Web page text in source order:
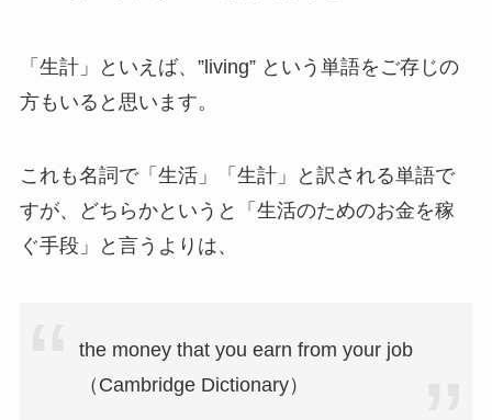
「生計」といえば、”living” という単語をご存じの
方もいると思います。
これも名詞で「生活」「生計」と訳される単語で
すが、どちらかというと「生活のためのお金を稼
ぐ手段」と言うよりは、
the money that you earn from your job
（Cambridge Dictionary）